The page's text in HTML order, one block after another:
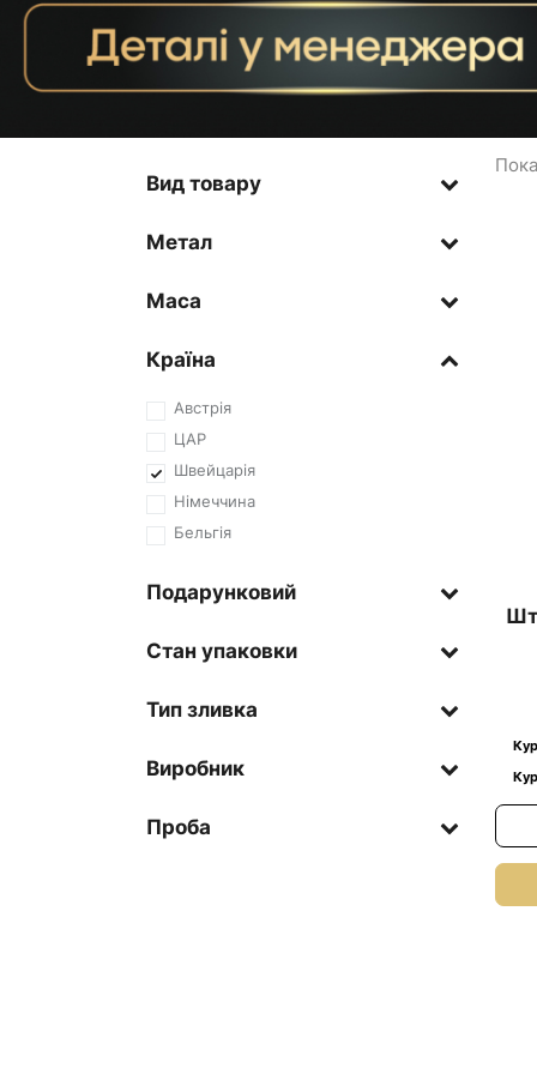
Вид товару
Метал
Маса
Країна
Австрія
ЦАР
Швейцарія
Німеччина
Бельгія
Подарунковий
Стан упаковки
Тип зливка
Виробник
Проба